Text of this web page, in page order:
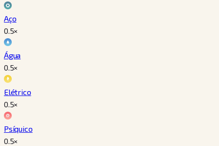
Aço
0.5×
Água
0.5×
Elétrico
0.5×
Psíquico
0.5×